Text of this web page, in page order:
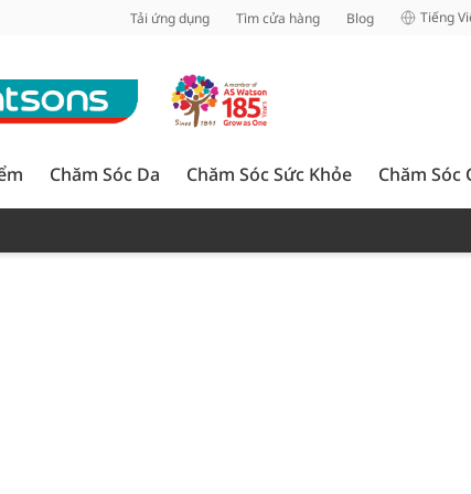
Tải ứng dụng Tìm cửa hàng Blog Tiếng
Chăm Sóc Da Chăm Sóc Sức Khỏe Chăm Sóc